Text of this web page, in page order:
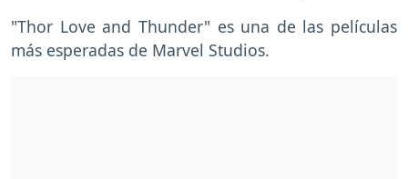
"Thor Love and Thunder" es una de las películas
más esperadas de Marvel Studios.